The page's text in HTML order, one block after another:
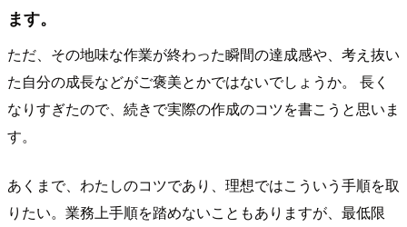
ます。
ただ、その地味な作業が終わった瞬間の達成感や、考え抜い
た自分の成長などがご褒美とかではないでしょうか。 長く
なりすぎたので、続きで実際の作成のコツを書こうと思いま
す。
あくまで、わたしのコツであり、理想ではこういう手順を取
りたい。業務上手順を踏めないこともありますが、最低限